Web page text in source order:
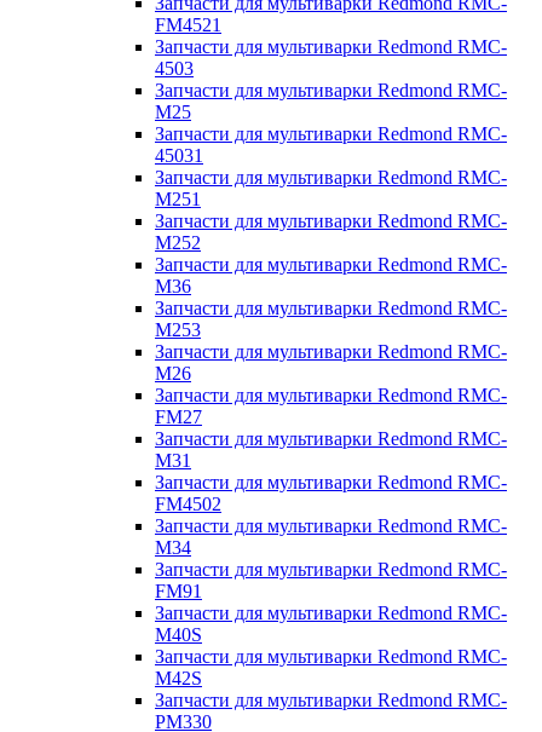
FM4521
Запчасти для мультиварки Redmond RMC-
4503
Запчасти для мультиварки Redmond RMC-
M25
Запчасти для мультиварки Redmond RMC-
45031
Запчасти для мультиварки Redmond RMC-
M251
Запчасти для мультиварки Redmond RMC-
M252
Запчасти для мультиварки Redmond RMC-
M36
Запчасти для мультиварки Redmond RMC-
M253
Запчасти для мультиварки Redmond RMC-
M26
Запчасти для мультиварки Redmond RMC-
FM27
Запчасти для мультиварки Redmond RMC-
M31
Запчасти для мультиварки Redmond RMC-
FM4502
Запчасти для мультиварки Redmond RMC-
M34
Запчасти для мультиварки Redmond RMC-
FM91
Запчасти для мультиварки Redmond RMC-
M40S
Запчасти для мультиварки Redmond RMC-
M42S
Запчасти для мультиварки Redmond RMC-
PM330